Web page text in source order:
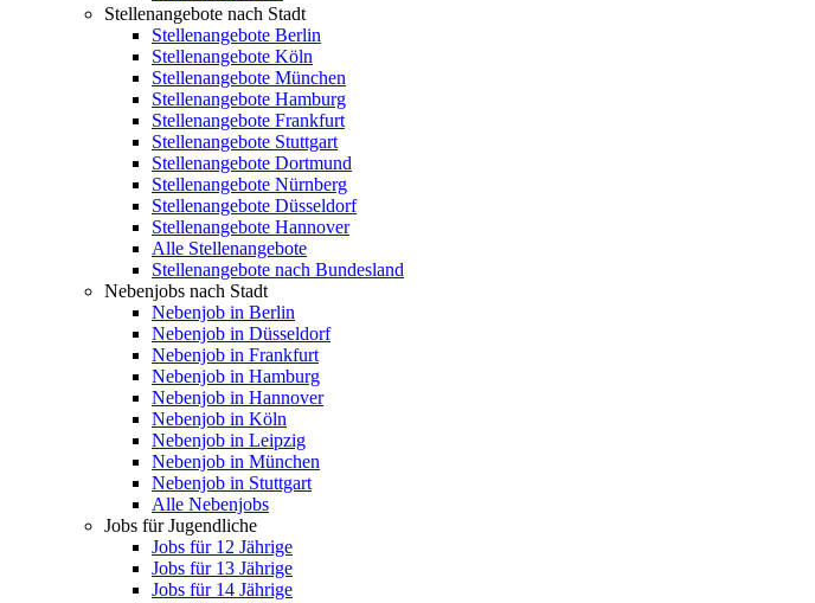
Stellenangebote nach Stadt
Stellenangebote Berlin
Stellenangebote Köln
Stellenangebote München
Stellenangebote Hamburg
Stellenangebote Frankfurt
Stellenangebote Stuttgart
Stellenangebote Dortmund
Stellenangebote Nürnberg
Stellenangebote Düsseldorf
Stellenangebote Hannover
Alle Stellenangebote
Stellenangebote nach Bundesland
Nebenjobs nach Stadt
Nebenjob in Berlin
Nebenjob in Düsseldorf
Nebenjob in Frankfurt
Nebenjob in Hamburg
Nebenjob in Hannover
Nebenjob in Köln
Nebenjob in Leipzig
Nebenjob in München
Nebenjob in Stuttgart
Alle Nebenjobs
Jobs für Jugendliche
Jobs für 12 Jährige
Jobs für 13 Jährige
Jobs für 14 Jährige